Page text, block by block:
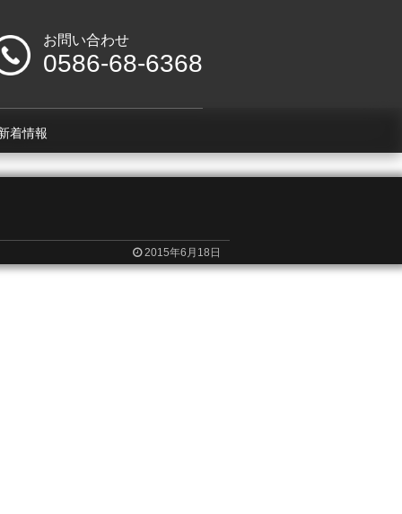
お問い合わせ
0586-68-6368
着情報
2015年6月18日